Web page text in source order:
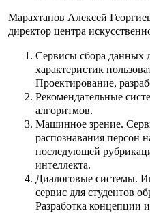
Марахтанов Алексей
директор центра
Сервисы сбора данных
характеристик
Проектирование,
Рекомендательные
алгоритмов.
Машинное зрение.
распознавания персон
последующей
интеллекта.
Диалоговые системы.
сервис для студентов
Разработка концепции